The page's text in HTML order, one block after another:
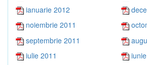
ianuarie 2012
noiembrie 2011
septembrie 2011
iulie 2011